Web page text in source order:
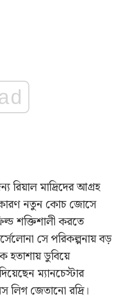
রিয়াল মাদ্রিদের আগ্রহ
নতুন কোচ জোসে
শক্তিশালী করতে
সে পরিকল্পনায় বড়
হতাশায় ডুবিয়ে
ম্যানচেস্টার
লিগ জেতানো রদ্রি।